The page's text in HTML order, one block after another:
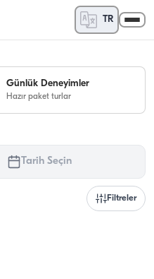
TR
Günlük Deneyimler
Hazır paket turlar
Tarih Seçin
Filtreler